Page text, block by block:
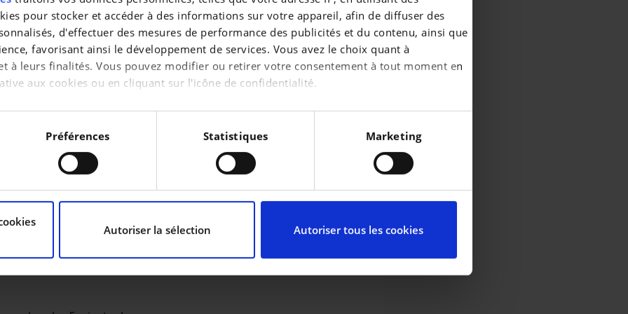
pour stocker et accéder à des informations sur votre appareil, afin de diffuser des
d'effectuer des mesures de performance des publicités et du contenu, ainsi que
favorisant ainsi le développement de services. Vous avez le choix quant à
à leurs finalités. Vous pouvez modifier ou retirer votre consentement à tout moment en
aux cookies ou en cliquant sur l'icône de confidentialité.
également :
sur votre localisation géographique qui peuvent être précises à plusieurs mètres
en l'analysant activement pour en relever les caractéristiques spécifiques (empreintes
de vos données personnelles et définir vos préférences, reportez-vous à la
modifier ou retirer votre consentement à tout moment à partir de la déclaration sur
personnaliser le contenu et les annonces, d’offrir des fonctionnalités relatives aux
Préférences Statistiques Marketing
Autoriser la sélection Autoriser tous les cookies